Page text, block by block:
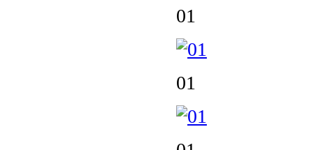
01
01